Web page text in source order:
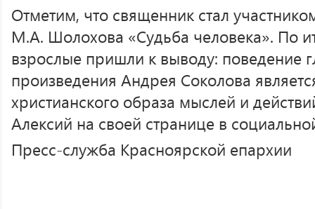
Отметим, что священник стал
М.А. Шолохова «Судьба человека». По
взрослые пришли к выводу: поведение
произведения Андрея Соколова
христианского образа мыслей и
Алексий на своей странице в
Пресс-служба Красноярской епархии